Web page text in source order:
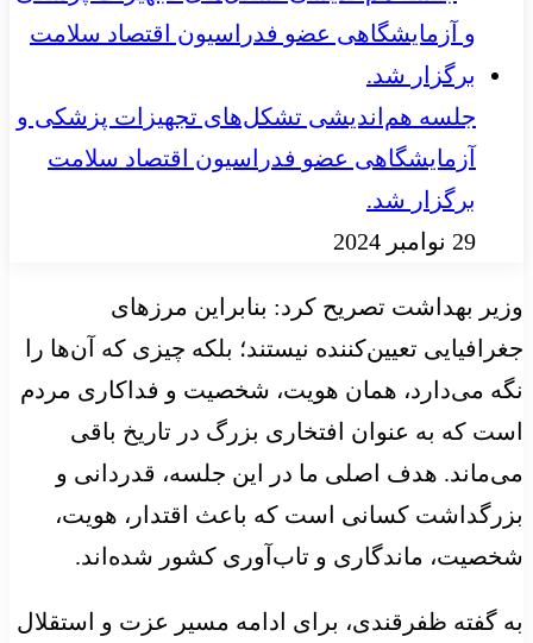
جلسه هم‌اندیشی تشکل‌های تجهیزات پزشکی و
آزمایشگاهی عضو فدراسیون اقتصاد سلامت
برگزار شد.
29 نوامبر 2024
وزیر بهداشت تصریح کرد: بنابراین مرزهای
جغرافیایی تعیین‌کننده نیستند؛ بلکه چیزی که آن‌ها را
نگه می‌دارد، همان هویت، شخصیت و فداکاری مردم
است که به عنوان افتخاری بزرگ در تاریخ باقی
می‌ماند. هدف اصلی ما در این جلسه، قدردانی و
بزرگداشت کسانی است که باعث اقتدار، هویت،
شخصیت، ماندگاری و تاب‌آوری کشور شده‌اند.
به گفته ظفرقندی، برای ادامه مسیر عزت و استقلال